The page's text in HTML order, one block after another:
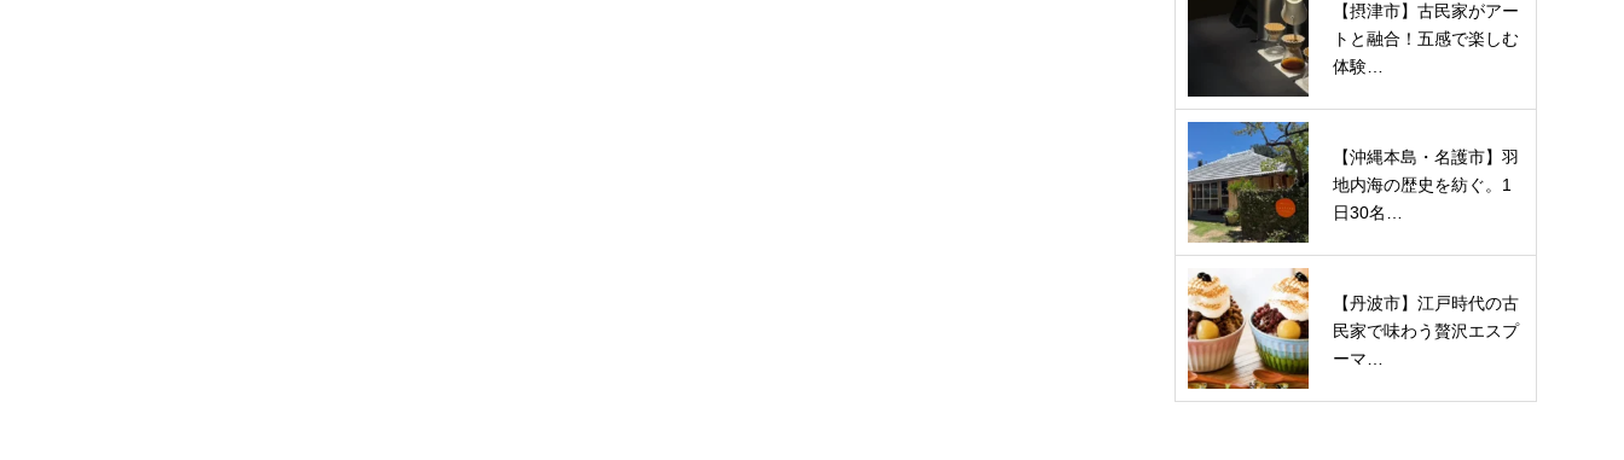
【摂津市】古民家がアー
トと融合！五感で楽しむ
体験…
【沖縄本島・名護市】羽
地内海の歴史を紡ぐ。1
日30名…
【丹波市】江戸時代の古
民家で味わう贅沢エスプ
ーマ…